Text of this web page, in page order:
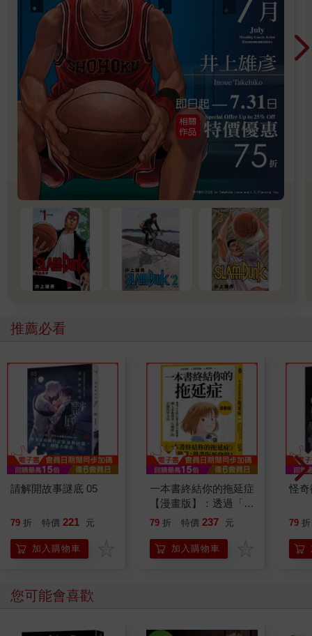
推薦必看
請解開故事謎底 05
79 折 特價 221 元
加入購物車
一本書終結你的拖延症
【漫畫版】：透過「小
行動」打開大腦的行動
「行動派」的37個科
學方法
79 折 特價 237 元
加入購物車
怪
79 折
您可能會喜歡